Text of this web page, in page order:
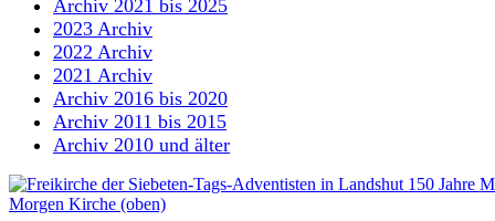
Archiv 2021 bis 2025
2023 Archiv
2022 Archiv
2021 Archiv
Archiv 2016 bis 2020
Archiv 2011 bis 2015
Archiv 2010 und älter